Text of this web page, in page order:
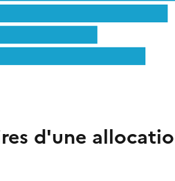
d'une